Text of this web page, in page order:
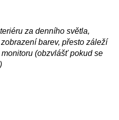
za denního světla,
barev, přesto záleží
(obzvlášť pokud se